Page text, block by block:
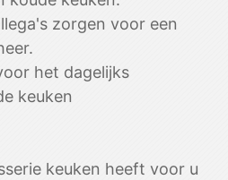
zorgen voor een
het dagelijks
keuken
keuken heeft voor u